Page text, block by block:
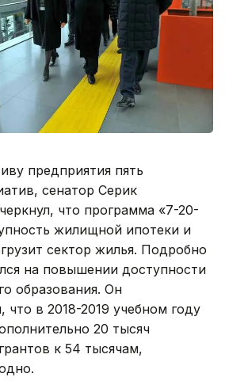
предприятия пять
сенатор Серик
что программа «7-20-
жилищной ипотеки и
сектор жилья. Подробно
на повышении доступности
образования. Он
в 2018-2019 учебном году
20 тысяч
к 54 тысячам,